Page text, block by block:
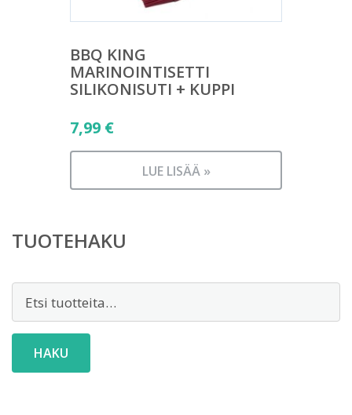
BBQ KING
MARINOINTISETTI
SILIKONISUTI + KUPPI
7,99 €
LUE LISÄÄ »
TUOTEHAKU
HAKU